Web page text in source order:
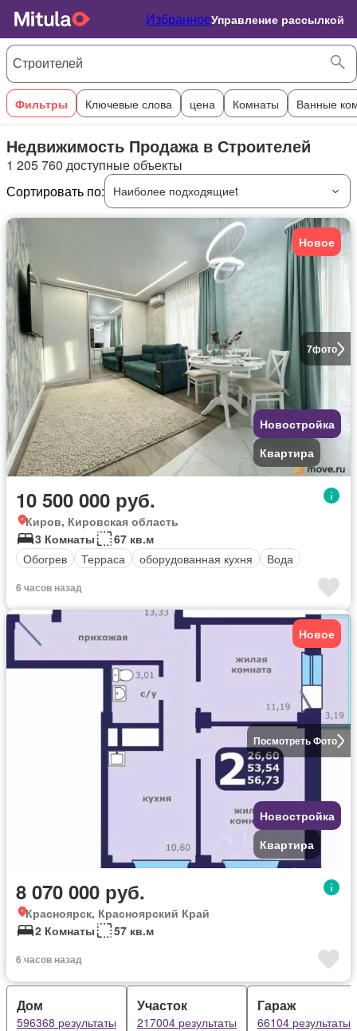
ИзбранноеУправление рассылкой
Фильтры Ключевые слова цена Комнаты Ванные
Недвижимость Продажа в Строителей
1 205 760 доступные объекты
Сортировать по:
Наиболее подходящиеt
7фото
Новое
Новостройка
Квартира
10 500 000 руб.
Киров, Кировская область
3 Комнаты
67 кв.м
Обогрев
Терраса оборудованная кухня Вода
6 часов назад
Посмотреть Фото
Новое
Новостройка
Квартира
8 070 000 руб.
Красноярск, Красноярский Край
2 Комнаты
57 кв.м
6 часов назад
Дом
596368 результаты
Участок
217004 результаты
Гараж
66104 результаты